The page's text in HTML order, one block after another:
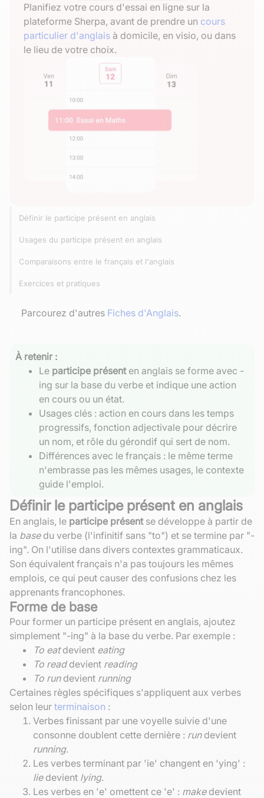
Planifiez votre cours d'essai en ligne sur la
plateforme Sherpa, avant de prendre un cours
particulier d'anglais à domicile, en visio, ou dans
le lieu de votre choix.
Définir le participe présent en anglais
Usages du participe présent en anglais
Comparaisons entre le français et l'anglais
Exercices et pratiques
Parcourez d'autres Fiches d'Anglais.
À retenir :
Le participe présenten anglais se forme avec -
ing sur la base du verbe et indique une action
en cours ou un état.
Usages clés : action en cours dans les temps
progressifs, fonction adjectivale pour décrire
un nom, et rôle du gérondif qui sert de nom.
Différences avec le français : le même terme
n'embrasse pas les mêmes usages, le contexte
guide l'emploi.
Définir le participe présent en anglais
En anglais, le participe présentse développe à partir de
la basedu verbe (l'infinitif sans "to") et se termine par "-
ing". On l'utilise dans divers contextes grammaticaux.
Son équivalent français n'a pas toujours les mêmes
emplois, ce qui peut causer des confusions chez les
apprenants francophones.
Forme de base
Pour former un participe présent en anglais, ajoutez
simplement "-ing" à la base du verbe. Par exemple :
To eatdevient eating
To readdevient reading
To rundevient running
Certaines règles spécifiques s'appliquent aux verbes
selon leur terminaison :
Verbes finissant par une voyelle suivie d'une
consonne doublent cette dernière : rundevient
running.
Les verbes terminant par 'ie' changent en 'ying' :
liedevient lying.
Les verbes en 'e' omettent ce 'e' : makedevient